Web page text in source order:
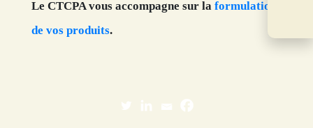
Le CTCPA vous accompagne sur la formulation
de vos produits.